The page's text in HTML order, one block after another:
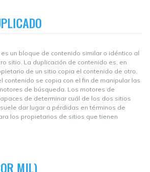
un bloque de contenido similar o idéntico al
sitio. La duplicación de contenido es, en
de un sitio copia el contenido de otro.
contenido se copia con el fin de manipular las
de búsqueda. Los motores de
de determinar cuál de los dos sitios
dar lugar a pérdidas en términos de
los propietarios de sitios que tienen
MIL)